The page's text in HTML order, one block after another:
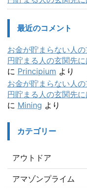
最近のコメント
お金が貯まらない人
円貯まる人の玄関先
に Principium より
お金が貯まらない人
円貯まる人の玄関先
に Mining より
カテゴリー
アウトドア
アマゾンプライム